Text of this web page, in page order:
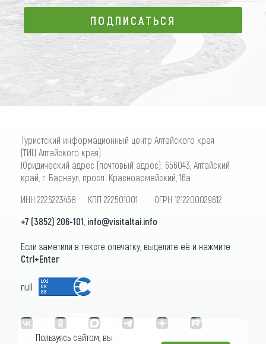
ПОДПИСАТЬСЯ
ПОДПИСАТЬСЯ
Туристский информационный центр Алтайского края
(ТИЦ Алтайского края)
Юридический адрес (почтовый адрес): 656043, Алтайский
край, г. Барнаул, просп. Красноармейский, 16а
ИНН 2225223458 КПП 222501001 ОГРН 1212200029612
+7 (3852) 206-101 info@visitaltai.info
Если заметили в тексте опечатку, выделите её и нажмите
Ctrl+Enter
null
Пользуясь сайтом, вы